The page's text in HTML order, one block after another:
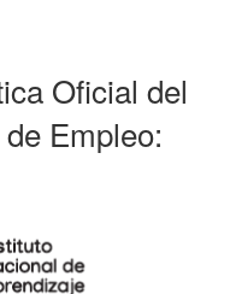
Oficial del
Empleo: